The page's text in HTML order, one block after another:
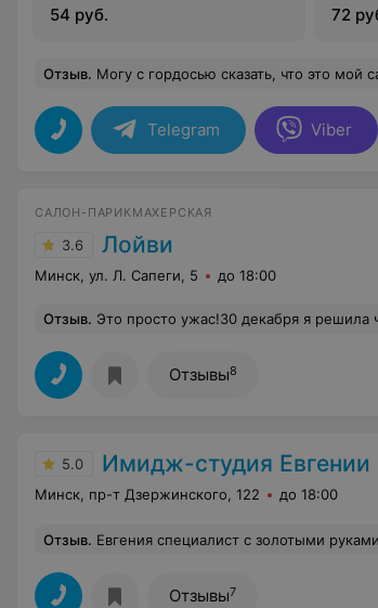
54 руб.
72
Отзыв. Могу с гордосью сказать, что это мой салон, точнее салон, в котором я обслуживаюсь. Периодически делаю стрижки и разные уходовые процедуры. Очень нравится
Telegram Viber
САЛОН-ПАРИКМАХЕРСКАЯ
3.6 Лойви
Минск, ул. Л. Сапеги, 5 до 18:00
Отзыв. Это просто ужас!30 декабря я решила что срочно хочу подстричься и покрасится, о чем потом очень сильно пожалела! Мои волосы стали просто ужасны! Была длина до попы а постригли до лопаток, вроде
Отзывы8
5.0 Имидж-студия Евгении
Минск, пр-т Дзержинского, 122 до 18:00
Отзыв. Евгения специалист с золотыми руками. Когда наконец-то нашла своего мастера и никому больше не доверяю свои волосы. Езжу издалека,чтобы сделать окрашивание именно у нее. Думала,что блонд не
Отзывы7